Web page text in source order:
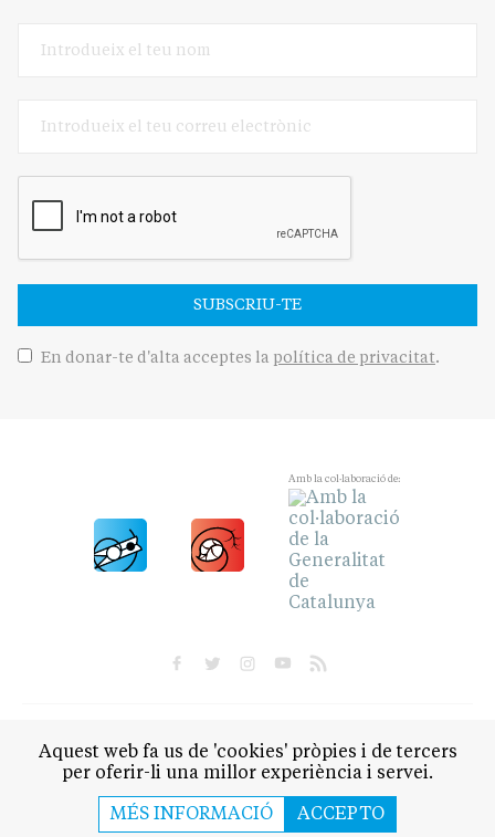
SUBSCRIU-TE
En donar-te d'alta acceptes la política de privacitat.
Amb la col·laboració de:
POLÍTICA CULTURA SOCIETAT
ESPORTS
OPINIÓ
CONTACTE AVÍS LEGAL POLÍTICA DE PRIVACITAT
Aquest web fa us de 'cookies' pròpies i de tercers
per oferir-li una millor experiència i servei.
MÉS INFORMACIÓ ACCEPTO